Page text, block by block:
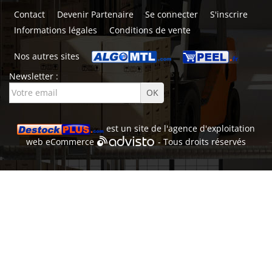
Contact Devenir Partenaire Se connecter
S'inscrire
Informations légales
Conditions de vente
Nos autres sites
Newsletter :
est un site de l'agence d'exploitation
webeCommerce - Tous droits réservés